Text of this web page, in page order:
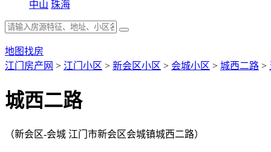
中山 珠海
地图找房
江门房产网 > 江门小区 > 新会区小区 > 会城小区 > 城西二路 >
城西二路
（新会区-会城 江门市新会区会城镇城西二路）